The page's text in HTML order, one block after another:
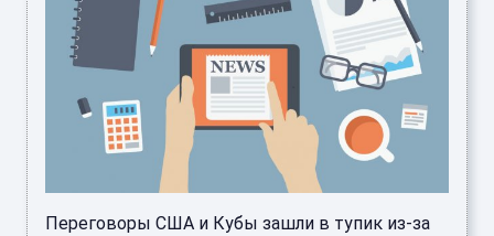
Переговоры США и Кубы зашли в тупик из-за